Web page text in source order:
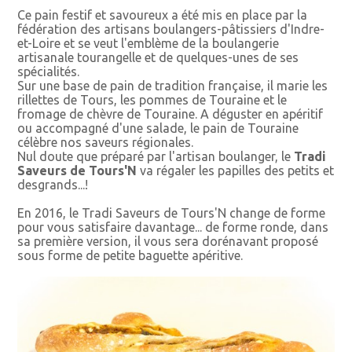
Ce pain festif et savoureux a été mis en place par la
fédération des artisans boulangers-pâtissiers d'Indre-
et-Loire et se veut l'emblème de la boulangerie
artisanale tourangelle et de quelques-unes de ses
spécialités.
Sur une base de pain de tradition française, il marie les
rillettes de Tours, les pommes de Touraine et le
fromage de chèvre de Touraine. A déguster en apéritif
ou accompagné d'une salade, le pain de Touraine
célèbre nos saveurs régionales.
Nul doute que préparé par l'artisan boulanger, le Tradi
Saveurs de Tours'N va régaler les papilles des petits et
desgrands...!
En 2016, le Tradi Saveurs de Tours'N change de forme
pour vous satisfaire davantage... de forme ronde, dans
sa première version, il vous sera dorénavant proposé
sous forme de petite baguette apéritive.